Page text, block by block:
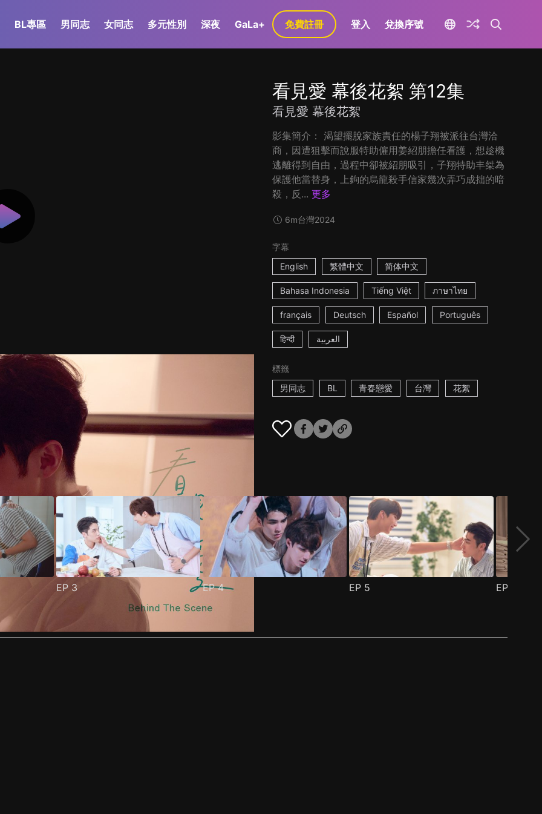
BL專區 男同志 女同志 多元性別 深夜 GaLa+ 免費註冊 登入 兌換序號
看見愛 幕後花絮 第12集
看見愛 幕後花絮
影集簡介： 渴望擺脫家族責任的楊子翔被派往台灣洽
商，因遭狙擊而說服特助僱用姜紹朋擔任看護，想趁機
逃離得到自由，過程中卻被紹朋吸引，子翔特助丰桀為
保護他當替身，上鉤的烏龍殺手信家幾次弄巧成拙的暗
殺，反... 更多
6m台灣2024
字幕
English
繁體中文 简体中文
Bahasa Indonesia Tiếng Việt ภาษาไทย
français Deutsch Español Português
हिन्दी العربية
標籤
男同志
BL 青春戀愛 台灣 花絮
EP 3 EP4 EP 5 EP